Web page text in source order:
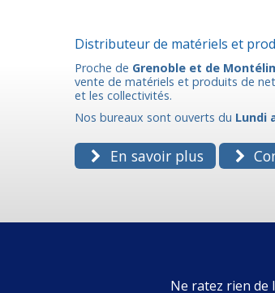
Distributeur de matériels et
Proche de Grenoble et de
vente de matériels et produits de
et les collectivités.
Nos bureaux sont ouverts du Lundi
En savoir plus
Ne ratez rien de